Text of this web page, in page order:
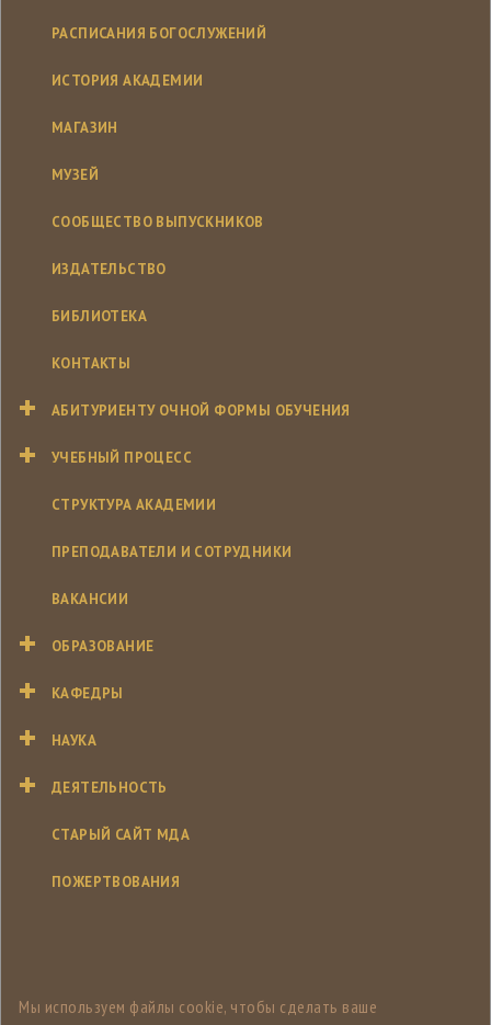
РАСПИСАНИЯ БОГОСЛУЖЕНИЙ
ИСТОРИЯ АКАДЕМИИ
МАГАЗИН
МУЗЕЙ
СООБЩЕСТВО ВЫПУСКНИКОВ
ИЗДАТЕЛЬСТВО
БИБЛИОТЕКА
КОНТАКТЫ
АБИТУРИЕНТУ ОЧНОЙ ФОРМЫ ОБУЧЕНИЯ
УЧЕБНЫЙ ПРОЦЕСС
СТРУКТУРА АКАДЕМИИ
ПРЕПОДАВАТЕЛИ И СОТРУДНИКИ
ВАКАНСИИ
ОБРАЗОВАНИЕ
КАФЕДРЫ
НАУКА
ДЕЯТЕЛЬНОСТЬ
СТАРЫЙ САЙТ МДА
ПОЖЕРТВОВАНИЯ
Мы используем файлы cookie, чтобы сделать ваше